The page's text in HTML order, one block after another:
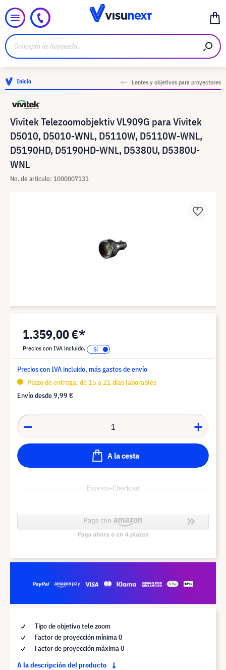
Inicio Lentes y objetivos para proyectores
Vivitek Telezoomobjektiv VL909G para Vivitek
D5010, D5010-WNL, D5110W, D5110W-WNL,
D5190HD, D5190HD-WNL, D5380U, D5380U-
WNL
No. de artículo: 1000007131
1.359,00 €*
Precios con IVA incluido.
Precios con IVA incluido, más gastos de envío
Plazo de entrega: de 15 a 21 días laborables
Envío desde9,99 €
A la cesta
Express-Checkout
Tipo de objetivo tele zoom
Factor de proyección mínima 0
Factor de proyección máxima 0
A la descripción del producto